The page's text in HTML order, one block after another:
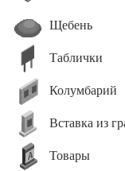
Щебень
Таблички
Колумбарий
Вставка из
Товары